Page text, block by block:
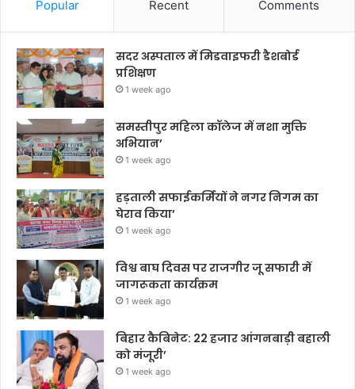
Popular Recent Comments
सदर अस्पताल में मिडवाइफरी डैशबोर्ड
प्रशिक्षण
1 week ago
समस्तीपुर महिला कॉलेज में नशा मुक्ति
अभियान’
1 week ago
हड़ताली सफाईकर्मियों ने नगर निगम का
घेराव किया’
1 week ago
विश्व बाघ दिवस पर राजगीर जू सफारी में
जागरूकता कार्यक्रम
1 week ago
बिहार कैबिनेट: 22 हजार आंगनबाड़ी बहाली
को मंजूरी’
1 week ago